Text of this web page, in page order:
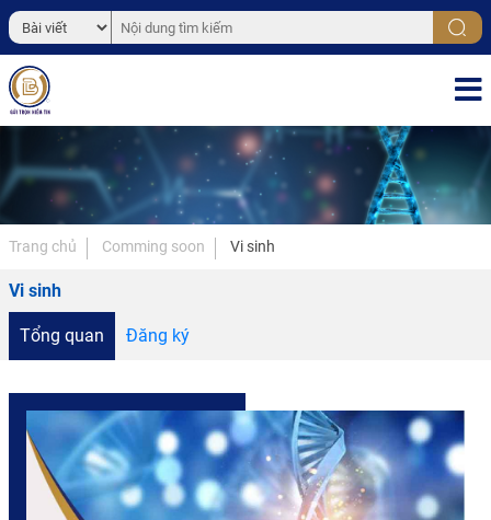
Trang chủ Comming soon Vi sinh
Vi sinh
Tổng quan Đăng ký